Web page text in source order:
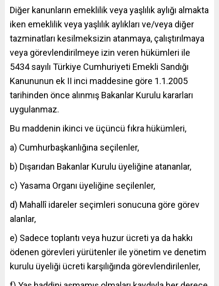
Diğer kanunların emeklilik veya yaşlılık aylığı almakta
iken emeklilik veya yaşlılık aylıkları ve/veya diğer
tazminatları kesilmeksizin atanmaya, çalıştırılmaya
veya görevlendirilmeye izin veren hükümleri ile
5434 sayılı Türkiye Cumhuriyeti Emekli Sandığı
Kanununun ek II inci maddesine göre 1.1.2005
tarihinden önce alınmış Bakanlar Kurulu kararları
uygulanmaz.
Bu maddenin ikinci ve üçüncü fıkra hükümleri,
a) Cumhurbaşkanlığına seçilenler,
b) Dışarıdan Bakanlar Kurulu üyeliğine atananlar,
c) Yasama Organı üyeliğine seçilenler,
d) Mahallî idareler seçimleri sonucuna göre görev
alanlar,
e) Sadece toplantı veya huzur ücreti ya da hakkı
ödenen görevleri yürütenler ile yönetim ve denetim
kurulu üyeliği ücreti karşılığında görevlendirilenler,